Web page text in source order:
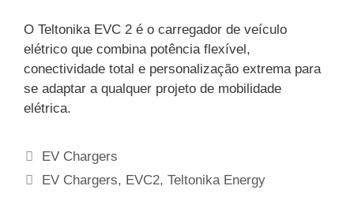
O Teltonika EVC 2 é o carregador de veículo
elétrico que combina potência flexível,
conectividade total e personalização extrema para
se adaptar a qualquer projeto de mobilidade
elétrica.
Categorias
EV Chargers
Etiquetas
EV Chargers, EVC2,Teltonika Energy